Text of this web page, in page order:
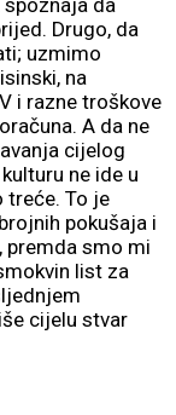
Drugo, da
uzmimo
na
i razne troškove
A da ne
cijelog
ne ide u
treće. To je
pokušaja i
premda smo mi
list za
cijelu stvar